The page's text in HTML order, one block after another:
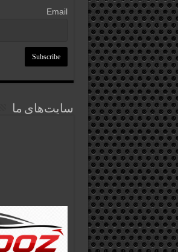
Email
سایت‌های ما